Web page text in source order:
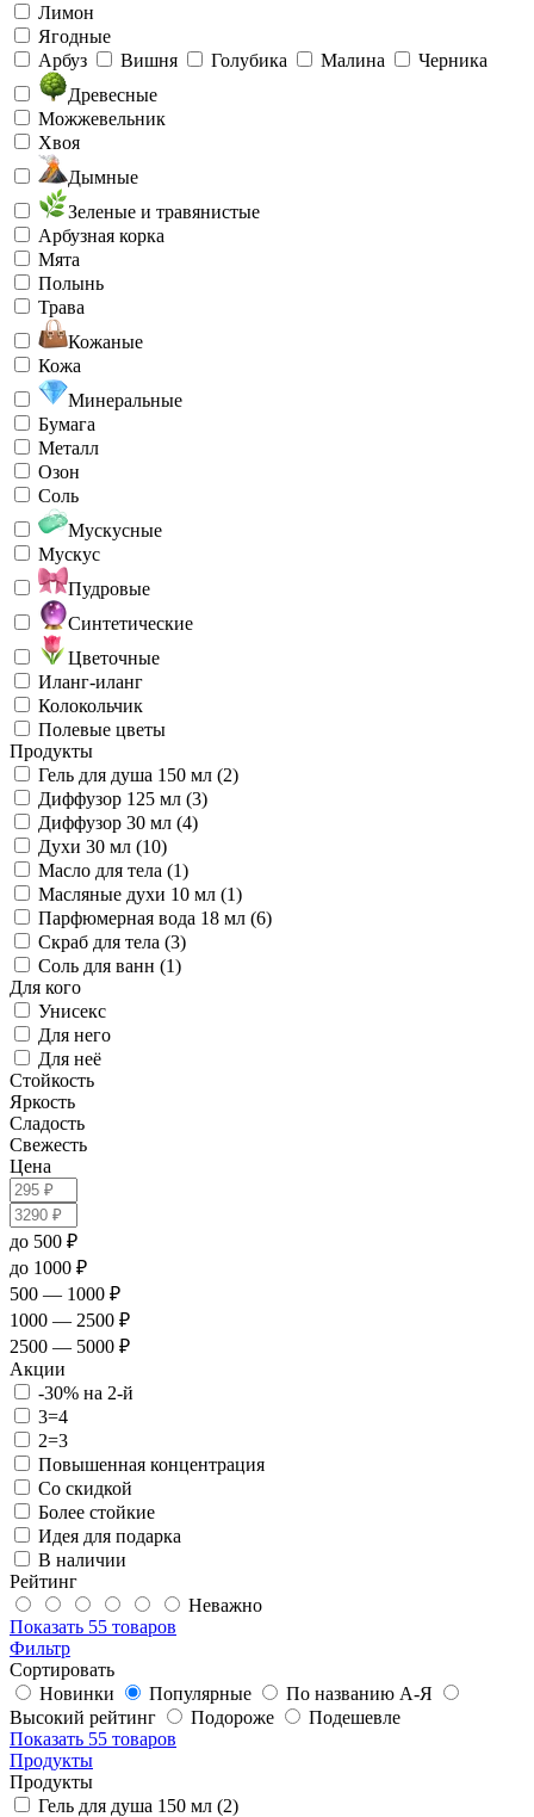
Лимон
Ягодные
Арбуз
Вишня Голубика Малина
Черника
Древесные
Можжевельник
Хвоя
Дымные
Зеленые и травянистые
Арбузная корка
Мята
Полынь
Трава
Кожаные
Кожа
Минеральные
Бумага
Металл
Озон
Соль
Мускусные
Мускус
Пудровые
Синтетические
Цветочные
Иланг-иланг
Колокольчик
Полевые цветы
Продукты
Гель для душа 150 мл (2)
Диффузор 125 мл (3)
Диффузор 30 мл (4)
Духи 30 мл (10)
Масло для тела (1)
Масляные духи 10 мл (1)
Парфюмерная вода 18 мл (6)
Скраб для тела (3)
Соль для ванн (1)
Для кого
Унисекс
Для него
Для неё
Стойкость
Яркость
Сладость
Свежесть
Цена
до 500 ₽
до 1000 ₽
500 — 1000 ₽
1000 — 2500 ₽
2500 — 5000 ₽
Акции
-30% на 2-й
3=4
2=3
Повышенная концентрация
Со скидкой
Более стойкие
Идея для подарка
В наличии
Рейтинг
Неважно
Показать 55 товаров
Фильтр
Сортировать
Новинки
Популярные
По названию А-Я
Высокий рейтинг
Подороже
Подешевле
Показать 55 товаров
Продукты
Продукты
Гель для душа 150 мл (2)